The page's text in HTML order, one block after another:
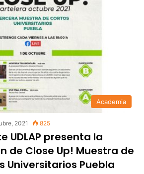
Academia
2021 825
UDLAP presenta la
de Close Up! Muestra de
Universitarios Puebla